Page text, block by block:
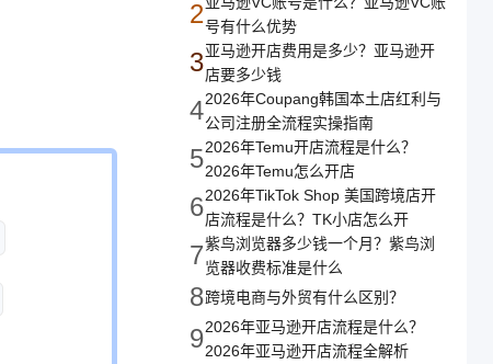
2号有什么优势
3亚马逊开店费用是多少？亚马逊开
店要多少钱
42026年Coupang韩国本土店红利与
公司注册全流程实操指南
52026年Temu开店流程是什么？
2026年Temu怎么开店
62026年TikTok Shop 美国跨境店开
店流程是什么？TK小店怎么开
7紫鸟浏览器多少钱一个月？紫鸟浏
览器收费标准是什么
8跨境电商与外贸有什么区别？
92026年亚马逊开店流程是什么？
2026年亚马逊开店流程全解析